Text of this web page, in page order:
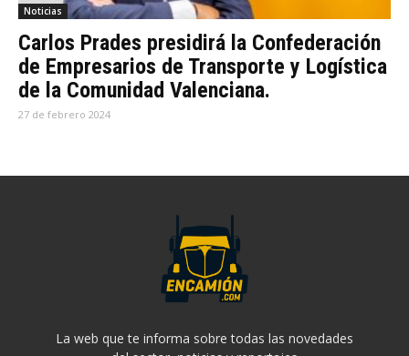
Noticias
Carlos Prades presidirá la Confederación
de Empresarios de Transporte y Logística
de la Comunidad Valenciana.
27 de febrero 2024
La web que te informa sobre todas las novedades